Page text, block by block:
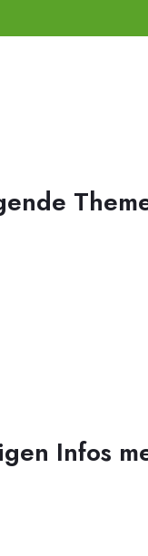
Infos